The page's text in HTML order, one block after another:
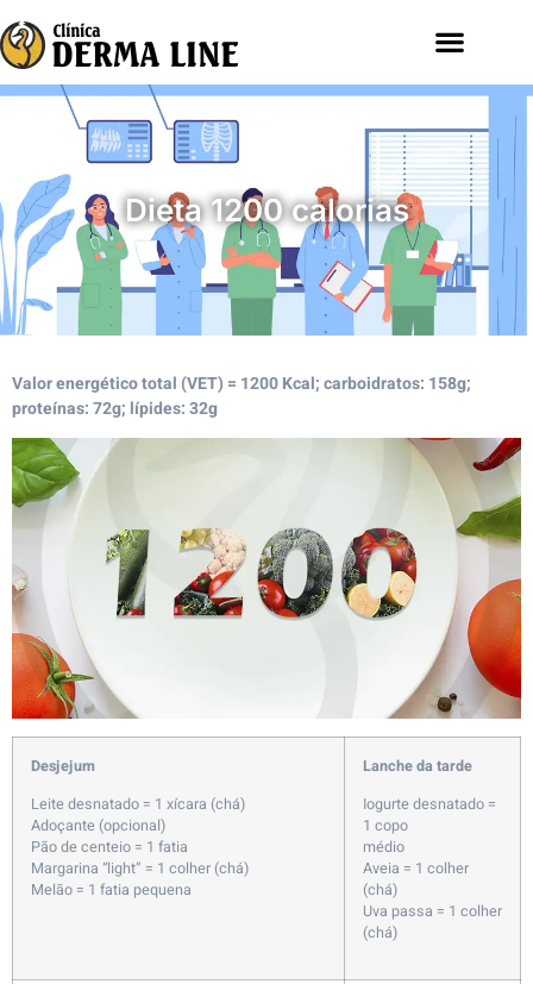
Dieta 1200 calorias
Valor energético total (VET) = 1200 Kcal; carboidratos: 158g;
proteínas: 72g; lípides: 32g
Desjejum
Leite desnatado = 1 xícara (chá)
Adoçante (opcional)
Pão de centeio = 1 fatia
Margarina “light” = 1 colher (chá)
Melão = 1 fatia pequena
Lanche da tarde
Iogurte desnatado =
1 copo
médio
Aveia = 1 colher
(chá)
Uva passa = 1 colher
(chá)